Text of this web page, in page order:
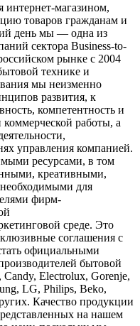
интернет-магазином,
товаров гражданам и
день мы — одна из
сектора Business-to-
рынке с 2004
технике и
мы неизменно
развития, к
компетентность и
коммерческой работы, а
управления компанией.
ресурсами, в том
креативными,
для
фирм-
среде. Это
соглашения с
официальными
бытовой
Electrolux, Gorenje,
LG, Philips, Beko,
Качество продукции
на нашем